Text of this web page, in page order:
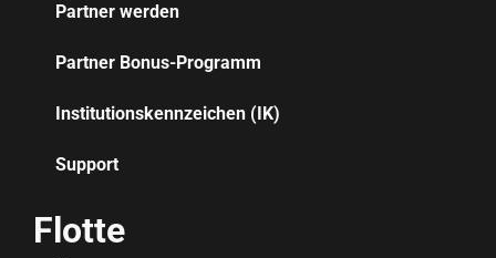
Partner werden
Partner Bonus-Programm
Institutionskennzeichen (IK)
Support
Flotte